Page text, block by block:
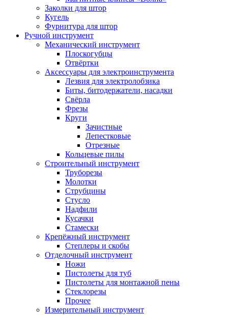
Заколки для штор
Кугель
Фурнитура для штор
Ручной инструмент
Механический инструмент
Плоскогубцы
Отвёртки
Аксессуары для электроинструмента
Лезвия для электролобзика
Биты, битодержатели, насадки
Свёрла
Фрезы
Круги
Зачистные
Лепестковые
Отрезные
Кольцевые пилы
Строительный инструмент
Труборезы
Молотки
Струбцины
Стусло
Надфили
Кусачки
Стамески
Крепёжный инструмент
Степлеры и скобы
Отделочный инструмент
Ножи
Пистолеты для туб
Пистолеты для монтажной пены
Стеклорезы
Прочее
Измерительный инструмент